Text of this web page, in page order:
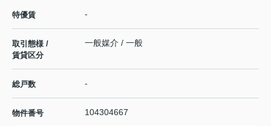
特優賃 -
取引態様 /
賃貸区分
一般媒介 / 一般
総戸数 -
物件番号 104304667